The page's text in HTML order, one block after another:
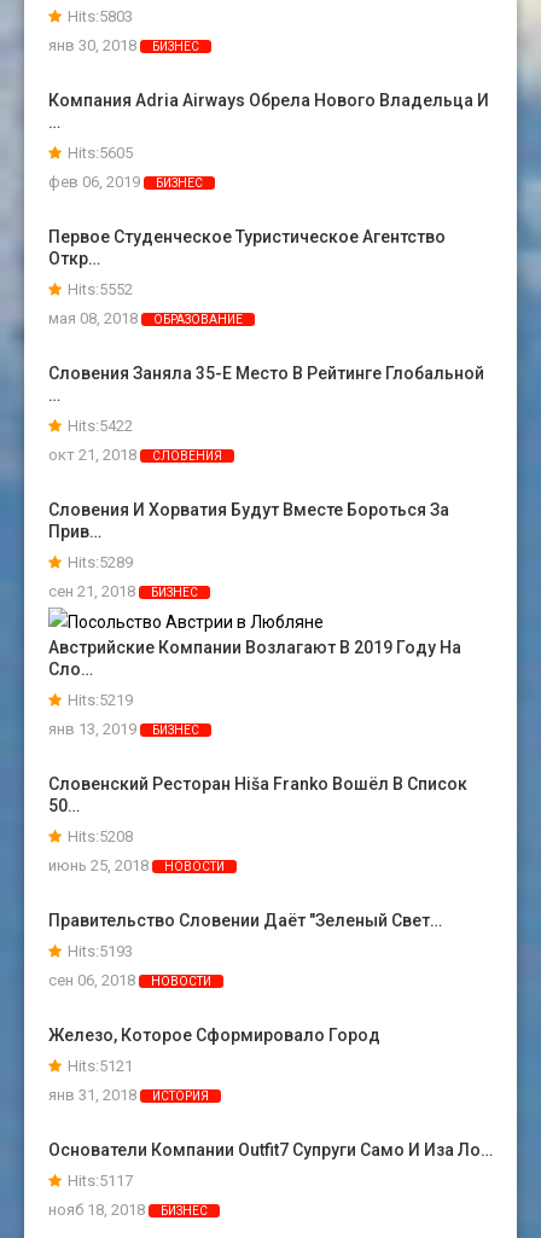
Hits:5803
янв 30, 2018
БИЗНЕС
Компания Adria Airways Обрела Нового Владельца И
…
Hits:5605
фев 06, 2019
БИЗНЕС
Первое Студенческое Туристическое Агентство
Откр…
Hits:5552
мая 08, 2018
ОБРАЗОВАНИЕ
Словения Заняла 35-Е Место В Рейтинге Глобальной
…
Hits:5422
окт 21, 2018
СЛОВЕНИЯ
Словения И Хорватия Будут Вместе Бороться За
Прив…
Hits:5289
сен 21, 2018
БИЗНЕС
Австрийские Компании Возлагают В 2019 Году На
Сло…
Hits:5219
янв 13, 2019
БИЗНЕС
Словенский Ресторан Hiša Franko Вошёл В Список
50…
Hits:5208
июнь 25, 2018
НОВОСТИ
Правительство Словении Даёт "зеленый Свет…
Hits:5193
сен 06, 2018
НОВОСТИ
Железо, Которое Сформировало Город
Hits:5121
янв 31, 2018
ИСТОРИЯ
Основатели Компании Outfit7 Супруги Само И Иза Ло…
Hits:5117
нояб 18, 2018
БИЗНЕС